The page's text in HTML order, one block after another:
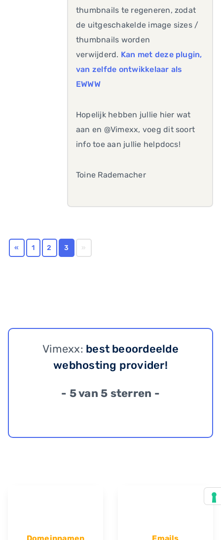
thumbnails te regeneren, zodat
de uitgeschakelde image sizes /
thumbnails worden
verwijderd. Kan met deze plugin,
van zelfde ontwikkelaar als
EWWW
Hopelijk hebben jullie hier wat
aan en @Vimexx, voeg dit soort
info toe aan jullie helpdocs!
Toine Rademacher
« 1 2 3 »
Vimexx: best beoordeelde
webhosting provider!
- 5 van 5 sterren -
Domeinnamen Emails